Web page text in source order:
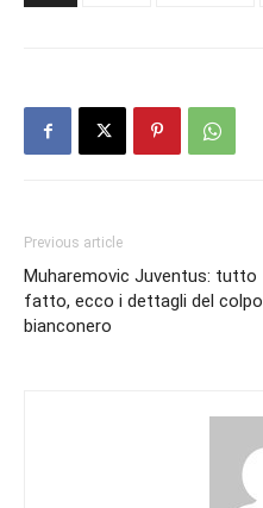
Previous article
Muharemovic Juventus: tutto
fatto, ecco i dettagli del colpo
bianconero